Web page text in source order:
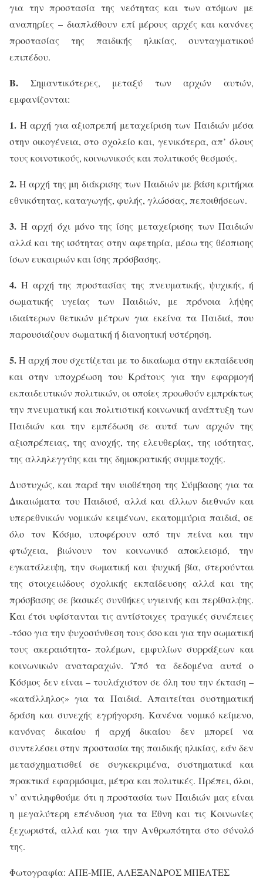
για την προστασία της νεότητας και των ατόμων με
αναπηρίες – διαπλάθουν επί μέρους αρχές και κανόνες
προστασίας της παιδικής ηλικίας, συνταγματικού
επιπέδου.
Β. Σημαντικότερες, μεταξύ των αρχών αυτών,
εμφανίζονται:
1. Η αρχή για αξιοπρεπή μεταχείριση των Παιδιών μέσα
στην οικογένεια, στο σχολείο και, γενικότερα, απ’ όλους
τους κοινοτικούς, κοινωνικούς και πολιτικούς θεσμούς.
2. Η αρχή της μη διάκρισης των Παιδιών με βάση κριτήρια
εθνικότητας, καταγωγής, φυλής, γλώσσας, πεποιθήσεων.
3. Η αρχή όχι μόνο της ίσης μεταχείρισης των Παιδιών
αλλά και της ισότητας στην αφετηρία, μέσω της θέσπισης
ίσων ευκαιριών και ίσης πρόσβασης.
4. Η αρχή της προστασίας της πνευματικής, ψυχικής, ή
σωματικής υγείας των Παιδιών, με πρόνοια λήψης
ιδιαίτερων θετικών μέτρων για εκείνα τα Παιδιά, που
παρουσιάζουν σωματική ή διανοητική υστέρηση.
5.Η αρχή που σχετίζεται με το δικαίωμα στην εκπαίδευση
και στην υποχρέωση του Κράτους για την εφαρμογή
εκπαιδευτικών πολιτικών, οι οποίες προωθούν εμπράκτως
την πνευματική και πολιτιστική κοινωνική ανάπτυξη των
Παιδιών και την εμπέδωση σε αυτά των αρχών της
αξιοπρέπειας, της ανοχής, της ελευθερίας, της ισότητας,
της αλληλεγγύης και της δημοκρατικής συμμετοχής.
Δυστυχώς, και παρά την υιοθέτηση της Σύμβασης για τα
Δικαιώματα του Παιδιού, αλλά και άλλων διεθνών και
υπερεθνικών νομικών κειμένων, εκατομμύρια παιδιά, σε
όλο τον Κόσμο, υποφέρουν από την πείνα και την
φτώχεια, βιώνουν τον κοινωνικό αποκλεισμό, την
εγκατάλειψη, την σωματική και ψυχική βία, στερούνται
της στοιχειώδους σχολικής εκπαίδευσης αλλά και της
πρόσβασης σε βασικές συνθήκες υγιεινής και περίθαλψης.
Και έτσι υφίστανται τις αντίστοιχες τραγικές συνέπειες
-τόσο για την ψυχοσύνθεση τους όσο και για την σωματική
τους ακεραιότητα- πολέμων, εμφυλίων συρράξεων και
κοινωνικών αναταραχών. Υπό τα δεδομένα αυτά ο
Κόσμος δεν είναι – τουλάχιστον σε όλη του την έκταση –
«κατάλληλος» για τα Παιδιά. Απαιτείται συστηματική
δράση και συνεχής εγρήγορση. Κανένα νομικό κείμενο,
κανόνας δικαίου ή αρχή δικαίου δεν μπορεί να
συντελέσει στην προστασία της παιδικής ηλικίας, εάν δεν
μετασχηματισθεί σε συγκεκριμένα, συστηματικά και
πρακτικά εφαρμόσιμα, μέτρα και πολιτικές. Πρέπει, όλοι,
ν’ αντιληφθούμε ότι η προστασία των Παιδιών μας είναι
η μεγαλύτερη επένδυση για τα Έθνη και τις Κοινωνίες
ξεχωριστά, αλλά και για την Ανθρωπότητα στο σύνολό
της.
Φωτογραφία: ΑΠΕ-ΜΠΕ, ΑΛΕΞΑΝΔΡΟΣ ΜΠΕΛΤΕΣ